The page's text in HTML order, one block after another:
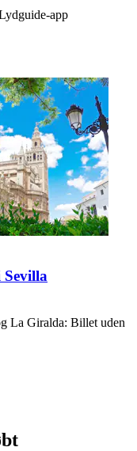
app
La Giralda: Billet uden